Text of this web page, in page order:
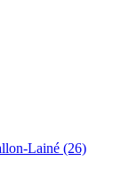
Lainé (26)